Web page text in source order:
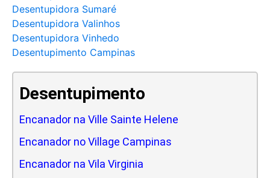
Desentupidora Sumaré
Desentupidora Valinhos
Desentupidora Vinhedo
Desentupimento Campinas
Desentupimento
Encanador na Ville Sainte Helene
Encanador no Village Campinas
Encanador na Vila Virginia